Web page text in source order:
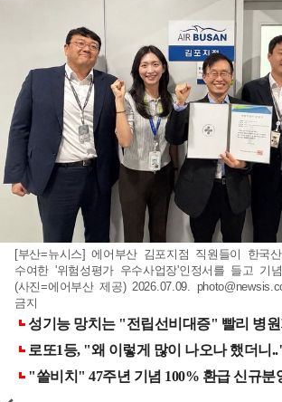
[부산=뉴시스] 에어부산 김포지점 직원들이 한국
수여한 '위험성평가 우수사업장'인정서를 들고 기
(사진=에어부산 제공) 2026.07.09.
금지